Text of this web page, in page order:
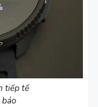
tiếp tế